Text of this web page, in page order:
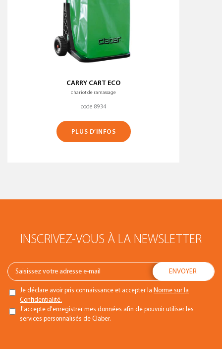
CARRY CART ECO
chariot de ramassage
code 8934
PLUS D’INFOS
INSCRIVEZ-VOUS À LA NEWSLETTER
Je déclare avoir pris connaissance et accepter la Norme sur la
Confidentialité.
J'accepte d'enregistrer mes données afin de pouvoir utiliser les
services personnalisés de Claber.